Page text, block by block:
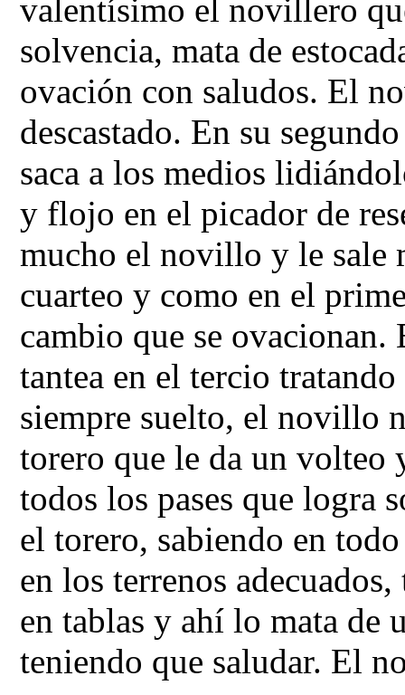
valentísimo el novillero
solvencia, mata de
ovación con saludos. El
descastado. En su
saca a los medios
y flojo en el picador de
mucho el novillo y le sale
cuarteo y como en el
cambio que se
tantea en el tercio
siempre suelto, el novillo
torero que le da un volteo
todos los pases que logra
el torero, sabiendo en
en los terrenos
en tablas y ahí lo mata de
teniendo que saludar. El